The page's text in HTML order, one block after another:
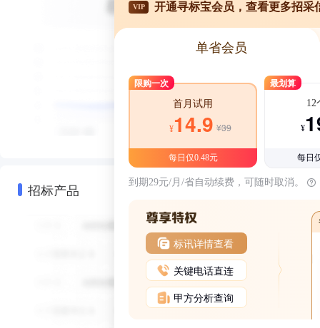
招标产品
VIP 开通寻标宝会员，查看更多招采
单省会员
限购一次
首月试用
¥14.9 ¥39
每日仅0.48元
最划算
12
¥
每日
到期29元/月/省自动续费，可随时取消。
标讯详情查看
关键电话直连
甲方分析查询